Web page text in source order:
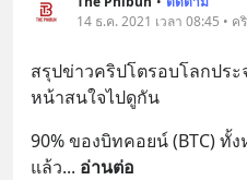
14 ธ.ค. 2021 เวลา 08:45 • ค
สรุปข่าวคริปโตรอบโลกปร
หน้าสนใจไปดูกัน
90% ของบิทคอยน์ (BTC) ทั้
แล้ว... อ่านต่อ